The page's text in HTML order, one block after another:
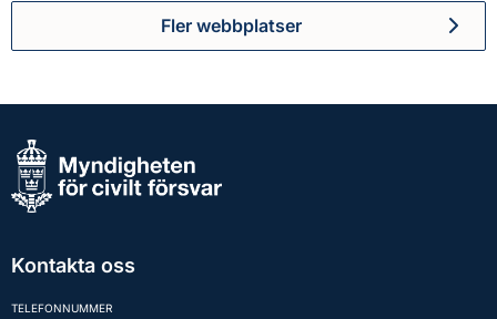
Fler webbplatser
Kontakta oss
TELEFONNUMMER